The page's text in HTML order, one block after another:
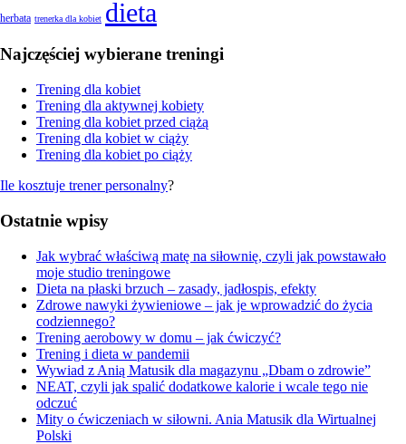
herbata trenerka dla kobiet dieta
Najczęściej wybierane treningi
Trening dla kobiet
Trening dla aktywnej kobiety
Trening dla kobiet przed ciążą
Trening dla kobiet w ciąży
Trening dla kobiet po ciąży
Ile kosztuje trener personalny?
Ostatnie wpisy
Jak wybrać właściwą matę na siłownię, czyli jak powstawało
moje studio treningowe
Dieta na płaski brzuch – zasady, jadłospis, efekty
Zdrowe nawyki żywieniowe – jak je wprowadzić do życia
codziennego?
Trening aerobowy w domu – jak ćwiczyć?
Trening i dieta w pandemii
Wywiad z Anią Matusik dla magazynu „Dbam o zdrowie”
NEAT, czyli jak spalić dodatkowe kalorie i wcale tego nie
odczuć
Mity o ćwiczeniach w siłowni. Ania Matusik dla Wirtualnej
Polski